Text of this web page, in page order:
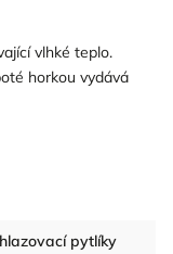
vlhké teplo.
horkou vydává
pytlíky